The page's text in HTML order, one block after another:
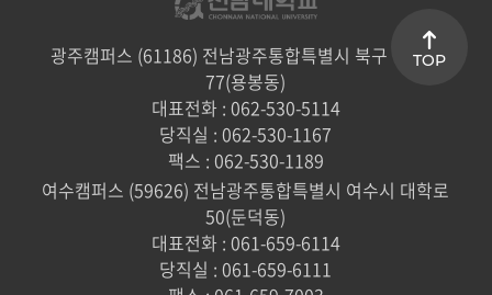
광주캠퍼스 (61186) 전남광주통합특별시 북구 용봉로
77(용봉동)
대표전화 : 062-530-5114
당직실 : 062-530-1167
팩스 : 062-530-1189
여수캠퍼스 (59626) 전남광주통합특별시 여수시 대학로
50(둔덕동)
대표전화 : 061-659-6114
당직실 : 061-659-6111
TOP